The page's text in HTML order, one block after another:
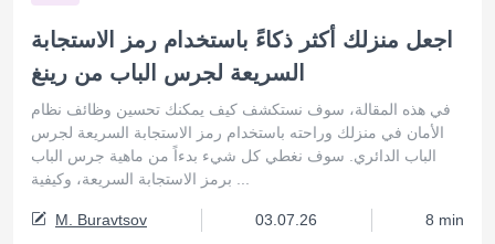
اجعل منزلك أكثر ذكاءً باستخدام رمز الاستجابة
السريعة لجرس الباب من رينغ
في هذه المقالة، سوف نستكشف كيف يمكنك تحسين وظائف نظام
الأمان في منزلك وراحته باستخدام رمز الاستجابة السريعة لجرس
الباب الدائري. سوف نغطي كل شيء بدءاً من ماهية جرس الباب
M. Buravtsov 03.07.26 8 min